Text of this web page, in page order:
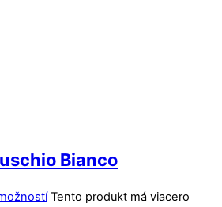
Bianco
Tento produkt má viacero